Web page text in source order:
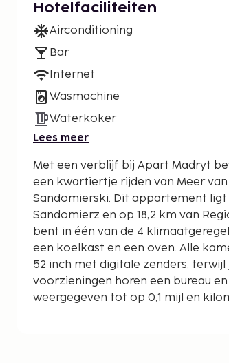
Hotelfaciliteiten
Airconditioning
Bar
Internet
Wasmachine
Waterkoker
Lees meer
Met een verblijf bij Apart Madryt
een kwartiertje rijden van Meer
Sandomierski. Dit appartement ligt op 18,1 km van Regionaal museum van
Sandomierz en op 18,2 km van
bent in één van de 4
een koelkast en een oven. Alle
52 inch met digitale zenders,
voorzieningen horen een bureau
weergegeven tot op 0,1 mijl en